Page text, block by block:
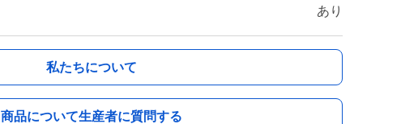
あり
私たちについて
商品について生産者に質問する